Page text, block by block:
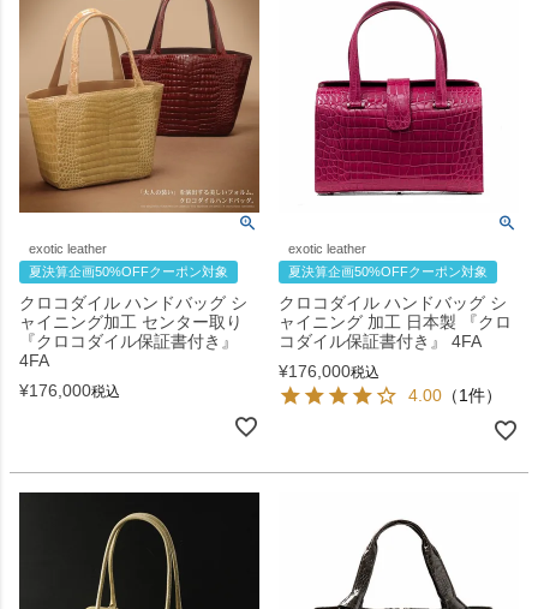
exotic leather
夏決算企画50%OFFクーポン対象
クロコダイル ハンドバッグ シ
ャイニング加工 センター取り
『クロコダイル保証書付き』
4FA
¥176,000税込
exotic leather
夏決算企画50%OFFクーポン対象
クロコダイル ハンドバッグ シ
ャイニング 加工 日本製 『クロ
コダイル保証書付き』 4FA
¥176,000税込
4.00 （1件）